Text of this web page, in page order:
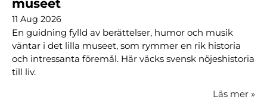
museet
11 Aug 2026
En guidning fylld av berättelser, humor och musik
väntar i det lilla museet, som rymmer en rik historia
och intressanta föremål. Här väcks svensk nöjeshistoria
till liv.
Läs mer »